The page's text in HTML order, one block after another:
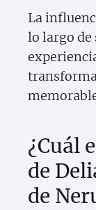
La
lo largo de
¿Cuál
de
de